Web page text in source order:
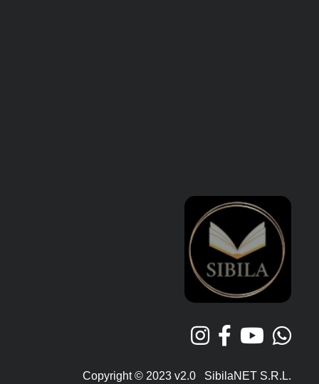
Copyright © 2023 v2.0 SibilaNET S.R.L.